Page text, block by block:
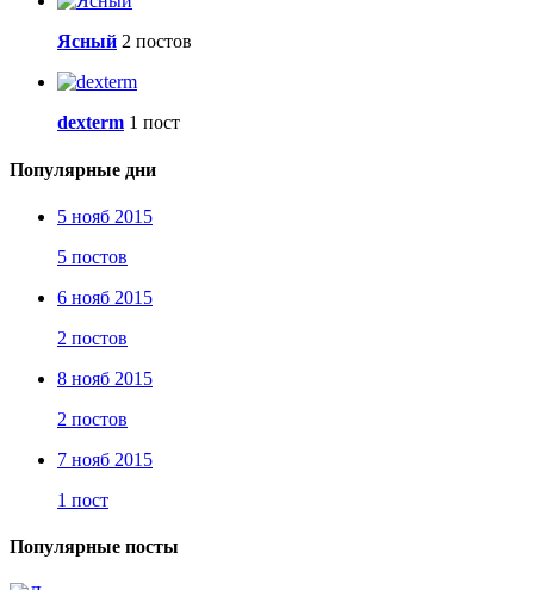
Ясный 2 постов
dexterm 1 пост
Популярные дни
5 нояб 2015
5 постов
6 нояб 2015
2 постов
8 нояб 2015
2 постов
7 нояб 2015
1 пост
Популярные посты